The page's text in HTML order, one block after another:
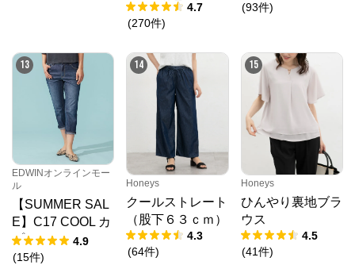
ラ(R) 単品ブラジ
ャー
4.7
(270件)
(93件)
13
EDWINオンラインモー
ル
【SUMMER SAL
E】C17 COOL カ
プリ デニムパン
ツ【涼】
4.9
(15件)
14
Honeys
クールストレート
（股下６３ｃｍ）
4.3
(64件)
15
Honeys
ひんやり裏地ブラ
ウス
4.5
(41件)